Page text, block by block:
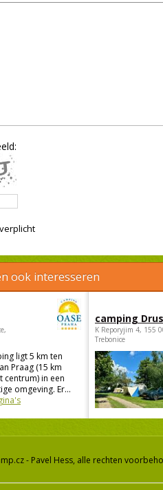
ook interesseren
ligt 5 km ten
Praag (15 km
centrum) in een
omgeving. Er...
camping
K Reporyjim 4, 155
Trebonice
- Pavel Hess, alle rechten